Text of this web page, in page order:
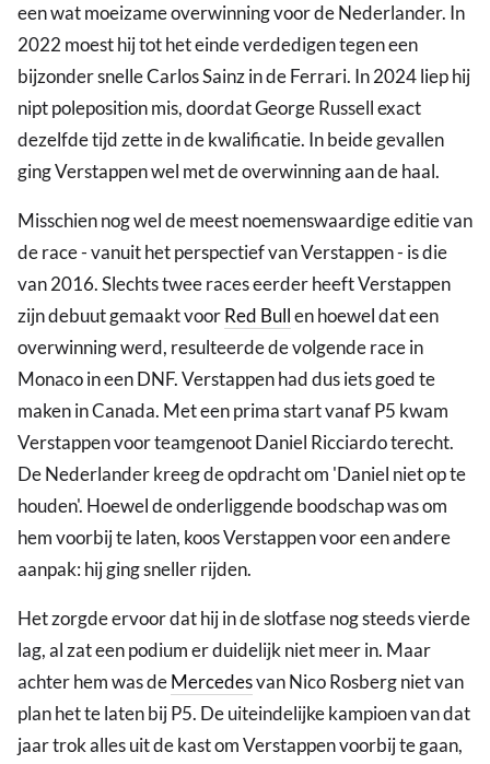
een wat moeizame overwinning voor de Nederlander. In
2022 moest hij tot het einde verdedigen tegen een
bijzonder snelle Carlos Sainz in de Ferrari. In 2024 liep hij
nipt poleposition mis, doordat George Russell exact
dezelfde tijd zette in de kwalificatie. In beide gevallen
ging Verstappen wel met de overwinning aan de haal.
Misschien nog wel de meest noemenswaardige editie van
de race - vanuit het perspectief van Verstappen - is die
van 2016. Slechts twee races eerder heeft Verstappen
zijn debuut gemaakt voorRed Bullen hoewel dat een
overwinning werd, resulteerde de volgende race in
Monaco in een DNF. Verstappen had dus iets goed te
maken in Canada. Met een prima start vanaf P5 kwam
Verstappen voor teamgenoot Daniel Ricciardo terecht.
De Nederlander kreeg de opdracht om 'Daniel niet op te
houden'. Hoewel de onderliggende boodschap was om
hem voorbij te laten, koos Verstappen voor een andere
aanpak: hij ging sneller rijden.
Het zorgde ervoor dat hij in de slotfase nog steeds vierde
lag, al zat een podium er duidelijk niet meer in. Maar
achter hem was deMercedesvan Nico Rosberg niet van
plan het te laten bij P5. De uiteindelijke kampioen van dat
jaar trok alles uit de kast om Verstappen voorbij te gaan,